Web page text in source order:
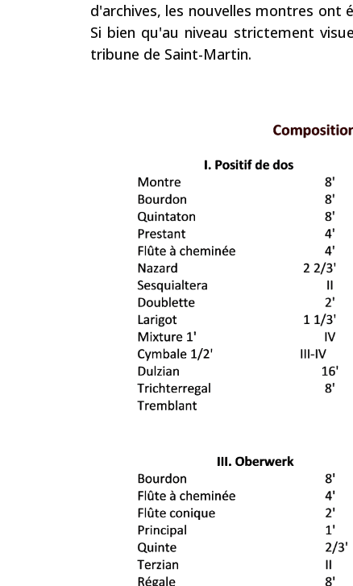
d'archives, les nouvelles montres ont
Si bien qu'au niveau strictement
tribune de Saint-Martin.